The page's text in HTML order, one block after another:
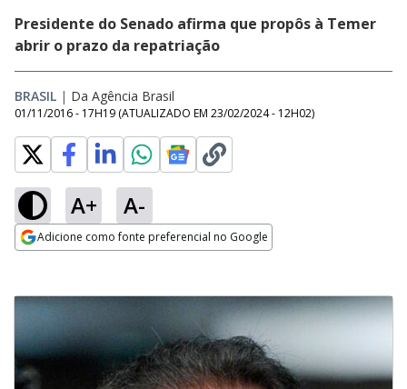
Presidente do Senado afirma que propôs à Temer
abrir o prazo da repatriação
BRASIL | Da Agência Brasil
01/11/2016 - 17H19 (ATUALIZADO EM 23/02/2024 - 12H02)
A+ A-
Adicione como fonte preferencial no Google